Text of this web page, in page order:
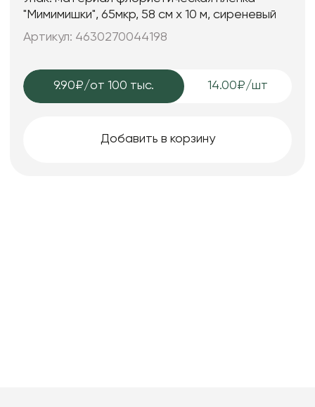
"Мимимишки", 65мкр, 58 см х 10 м, сиреневый
Артикул: 4630270044198
9.90₽/от 100 тыс. 14.00₽/шт
Добавить в корзину